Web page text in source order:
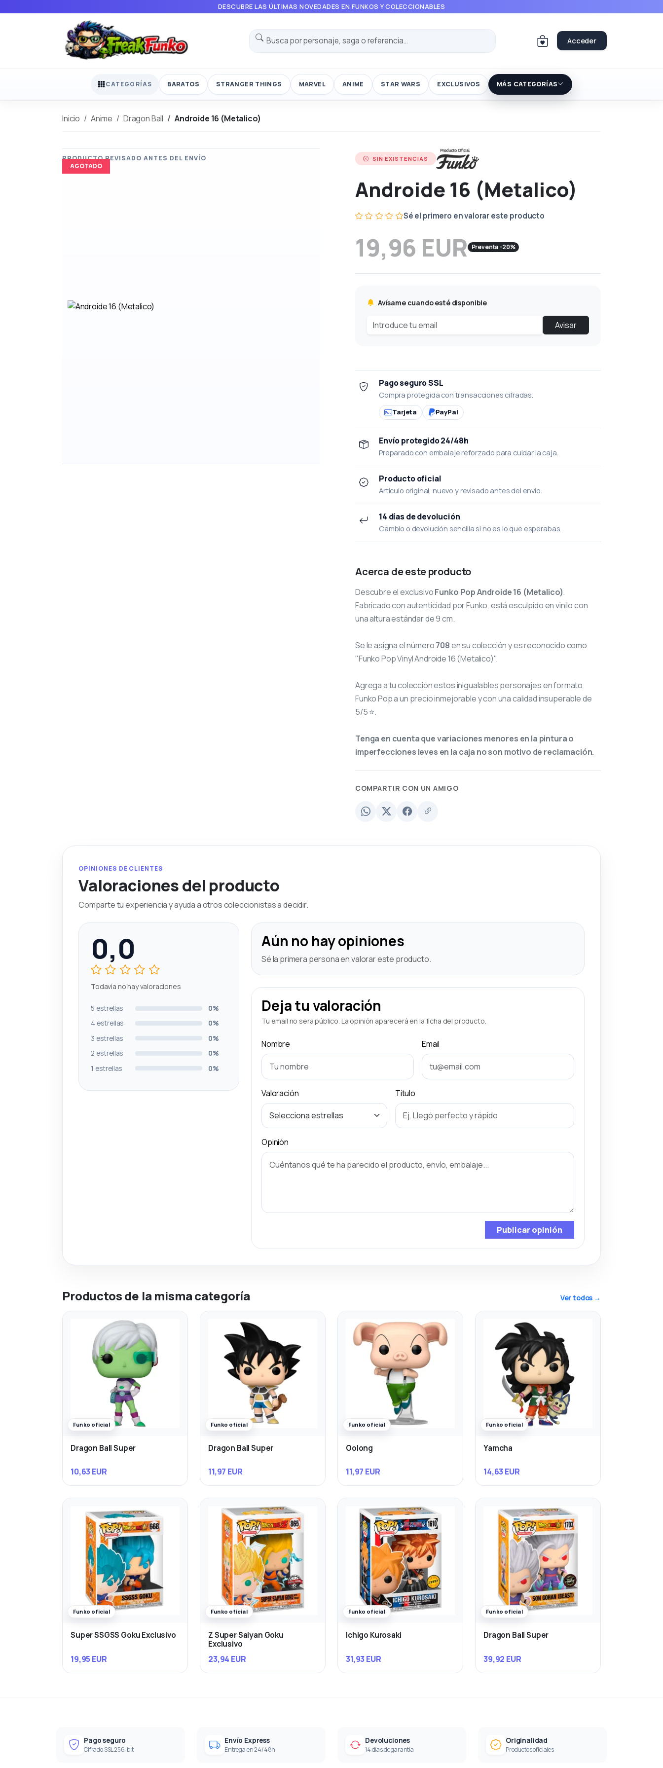
DESCUBRE LAS ÚLTIMAS NOVEDADES EN FUNKOS Y COLECCIONABLES
Acceder
CATEGORÍAS BARATOS STRANGER THINGS MARVEL ANIME STAR WARS EXCLUSIVOS MÁS CATEGORÍAS
Inicio Anime Dragon Ball Androide 16 (Metalico)
AGOTADO
SIN EXISTENCIAS
Androide 16 (Metalico)
Sé el primero en valorar este producto
19,96 EUR Preventa -20%
Avísame cuando esté disponible
Avisar
Pago seguro SSL
Compra protegida con transacciones cifradas.
Tarjeta PayPal
Envío protegido 24/48h
Preparado con embalaje reforzado para cuidar la caja.
Producto oficial
Artículo original, nuevo y revisado antes del envío.
14 días de devolución
Cambio o devolución sencilla si no es lo que esperabas.
Acerca de este producto
Descubre el exclusivoFunko Pop Androide 16 (Metalico).
Fabricado con autenticidad por Funko, está esculpido en vinilo con
una altura estándar de 9 cm.
Se le asigna el número708en su colección y es reconocido como
"Funko Pop Vinyl Androide 16 (Metalico)".
Agrega a tu colección estos inigualables personajes en formato
Funko Pop a un precio inmejorable y con una calidad insuperable de
5/5 ⭐.
Tenga en cuenta que variaciones menores en la pintura o
imperfecciones leves en la caja no son motivo de reclamación.
COMPARTIR CON UN AMIGO
OPINIONES DE CLIENTES
Valoraciones del producto
Comparte tu experiencia y ayuda a otros coleccionistas a decidir.
0,0
Todavía no hay valoraciones
5 estrellas
0%
4 estrellas
0%
3 estrellas
0%
2 estrellas
0%
1 estrellas
0%
Aún no hay opiniones
Sé la primera persona en valorar este producto.
Deja tu valoración
Tu email no será público. La opinión aparecerá en la ficha del producto.
Nombre Email
Valoración Título
Opinión
Publicar opinión
Productos de la misma categoría Ver todos →
Funko oficial
Dragon Ball Super
10,63 EUR
Funko oficial
Dragon Ball Super
11,97 EUR
Funko oficial
Oolong
11,97 EUR
Funko oficial
Yamcha
14,63 EUR
Funko oficial
Super SSGSS Goku Exclusivo
19,95 EUR
Funko oficial
Z Super Saiyan Goku
Exclusivo
23,94 EUR
Funko oficial
Ichigo Kurosaki
31,93 EUR
Funko oficial
Dragon Ball Super
39,92 EUR
Pago seguro
Cifrado SSL 256-bit
Envío Express
Entrega en 24/48h
Devoluciones
14 días de garantía
Originalidad
Productos oficiales